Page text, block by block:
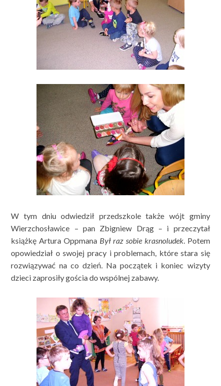
W tym dniu odwiedził przedszkole także wójt gminy
Wierzchosławice – pan Zbigniew Drąg – i przeczytał
książkę Artura Oppmana Był raz sobie krasnoludek. Potem
opowiedział o swojej pracy i problemach, które stara się
rozwiązywać na co dzień. Na początek i koniec wizyty
dzieci zaprosiły gościa do wspólnej zabawy.